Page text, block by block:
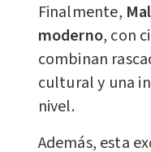
Finalmente,
moderno, con
combinan
cultural y una
nivel.
Además, esta